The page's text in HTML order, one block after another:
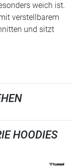
weich ist.
verstellbarem
und sitzt
HOODIES